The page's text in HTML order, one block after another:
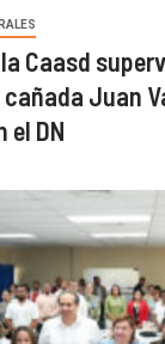
Caasd
Juan
el DN